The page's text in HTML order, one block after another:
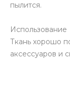
пылится.
Использование
Ткань хорошо
аксессуаров и